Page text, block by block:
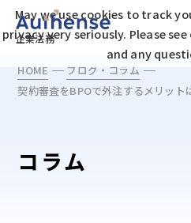
企業法務
HOME
ブログ・コラム
契約審査をBPOで外注するメリット
コラム
May we use cookies to track
privacy very seriously. Please
and any